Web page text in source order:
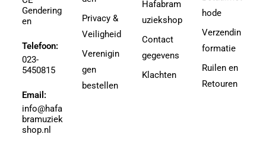
Aguilar, Walter Leon
Aguilera, Christina
Ahbez, Eden
Ahle, Johann R.
Ahronheim, Albert
Airto Moreira Ramon Zenker
Aitken
Aitken, Robert
30
3e divisie
4
4,5
4,5 (3e divisie)
4.5
Gendering
en
Telefoon:
023-
5450815
Email:
info@hafa
bramuziek
shop.nl
Privacy &
Veiligheid
Verenigin
gen
bestellen
Hafabram
uziekshop
Contact
gegevens
Klachten
hode
Verzendin
formatie
Ruilen en
Retouren